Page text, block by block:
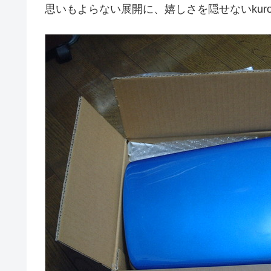
思いもよらない展開に、嬉しさを隠せない